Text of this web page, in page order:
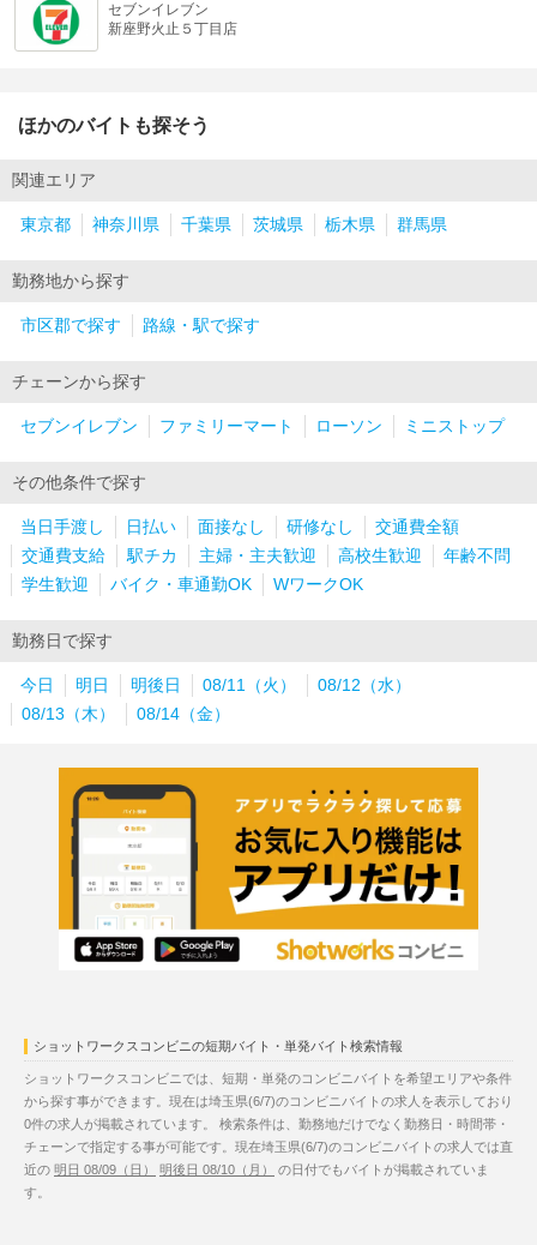
セブンイレブン
新座野火止５丁目店
ほかのバイトも探そう
関連エリア
東京都 神奈川県 千葉県 茨城県 栃木県 群馬県
勤務地から探す
市区郡で探す 路線・駅で探す
チェーンから探す
セブンイレブン ファミリーマート ローソン ミニストップ
その他条件で探す
当日手渡し 日払い 面接なし 研修なし
交通費全額
交通費支給
駅チカ 主婦・主夫歓迎 高校生歓迎
年齢不問
学生歓迎
バイク・車通勤OK WワークOK
勤務日で探す
今日 明日 明後日 08/11（火）
08/12（水）
08/13（木）
08/14（金）
ショットワークスコンビニの短期バイト・単発バイト検索情報
ショットワークスコンビニでは、短期・単発のコンビニバイトを希望エリアや条件
から探す事ができます。現在は埼玉県(6/7)のコンビニバイトの求人を表示しており
0件の求人が掲載されています。 検索条件は、勤務地だけでなく勤務日・時間帯・
チェーンで指定する事が可能です。現在埼玉県(6/7)のコンビニバイトの求人では直
近の 明日 08/09（日） 明後日 08/10（月）
の日付でもバイトが掲載されていま
す。